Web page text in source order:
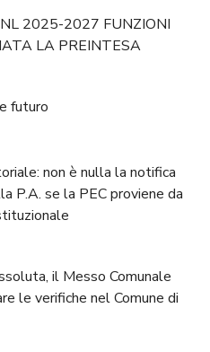
2025-2027 FUNZIONI
LA PREINTESA
futuro
non è nulla la notifica
P.A. se la PEC proviene da
il Messo Comunale
le verifiche nel Comune di